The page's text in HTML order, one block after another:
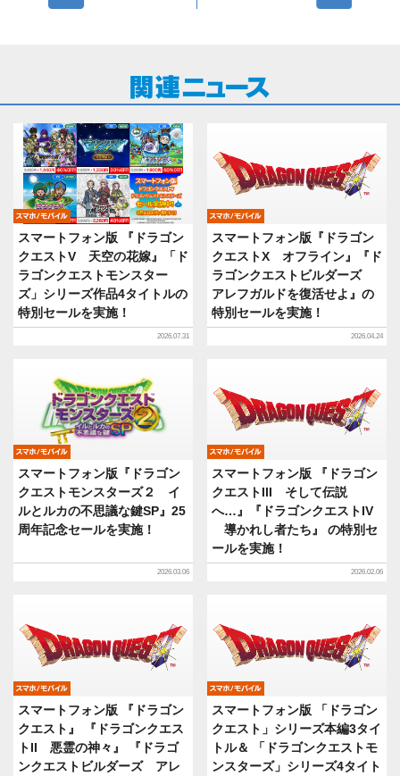
モバイル
スマートフォン版 『ドラゴン
クエストV 天空の花嫁』「ド
ラゴンクエストモンスター
ズ」シリーズ作品4タイトルの
特別セールを実施！
2026.07.31
スマートフォン版『ドラゴン
クエストX オフライン』『ド
ラゴンクエストビルダーズ
アレフガルドを復活せよ』の
特別セールを実施！
2026.04.24
スマートフォン版『ドラゴン
クエストモンスターズ２ イ
ルとルカの不思議な鍵SP』25
周年記念セールを実施！
2026.03.06
スマートフォン版 『ドラゴン
クエストIII そして伝説
へ…』『ドラゴンクエストIV
導かれし者たち』 の特別セ
ールを実施！
2026.02.06
スマートフォン版 『ドラゴン
クエスト』 『ドラゴンクエス
トII 悪霊の神々』 『ドラゴ
ンクエストビルダーズ アレ
スマートフォン版 「ドラゴン
クエスト」シリーズ本編3タイ
トル＆ 「ドラゴンクエストモ
ンスターズ」シリーズ4タイト